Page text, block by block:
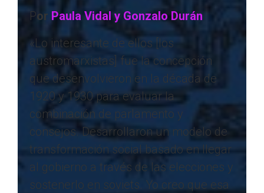
Por Paula Vidal y Gonzalo Durán
«Lo interesante de ellos [los
austromarxistas] fue la concepción
que desenvolvieron en la década de
1920 y 1930 para evaluar la
combinación de parlamento y
consejos. Desarrollaron un modelo de
transformación social basado en llegar
al gobierno a través de las elecciones y
sostenerlo en soviets. Yo creo que esa